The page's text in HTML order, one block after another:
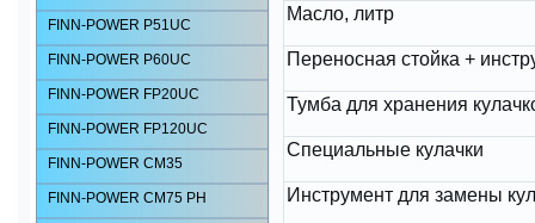
FINN-POWER P51UC
FINN-POWER P60UC
FINN-POWER FP20UC
FINN-POWER FP120UC
FINN-POWER CM35
FINN-POWER CM75 РН
Масло, литр
Переносная стойка +
Тумба для хранения
Специальные кулачки
Инструмент для замены